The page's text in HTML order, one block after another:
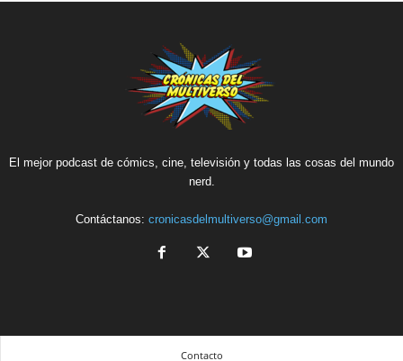
El mejor podcast de cómics, cine, televisión y todas las cosas del mundo
nerd.
Contáctanos: cronicasdelmultiverso@gmail.com
Contacto